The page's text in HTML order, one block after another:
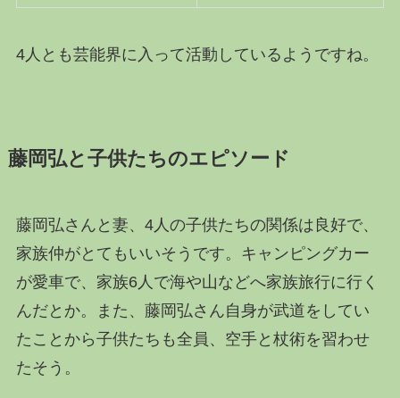
4人とも芸能界に入って活動しているようですね。
藤岡弘と子供たちのエピソード
藤岡弘さんと妻、4人の子供たちの関係は良好で、
家族仲がとてもいいそうです。キャンピングカー
が愛車で、家族6人で海や山などへ家族旅行に行く
んだとか。また、藤岡弘さん自身が武道をしてい
たことから子供たちも全員、空手と杖術を習わせ
たそう。